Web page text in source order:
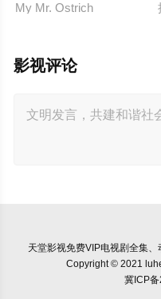
My Mr. Ostrich
影视评论
天堂影视免费VIP电视剧全集
Copyright © 2021
冀ICP